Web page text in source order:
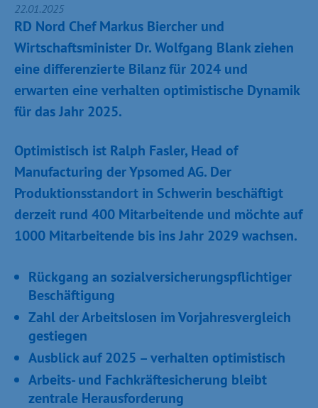
22.01.2025
RD Nord Chef Markus Biercher und
Wirtschaftsminister Dr. Wolfgang Blank ziehen
eine differenzierte Bilanz für 2024 und
erwarten eine verhalten optimistische Dynamik
für das Jahr 2025.
Optimistisch ist Ralph Fasler, Head of
Manufacturing der Ypsomed AG. Der
Produktionsstandort in Schwerin beschäftigt
derzeit rund 400 Mitarbeitende und möchte auf
1000 Mitarbeitende bis ins Jahr 2029 wachsen.
Rückgang an sozialversicherungspflichtiger
Beschäftigung
Zahl der Arbeitslosen im Vorjahresvergleich
gestiegen
Ausblick auf 2025 – verhalten optimistisch
Arbeits- und Fachkräftesicherung bleibt
zentrale Herausforderung